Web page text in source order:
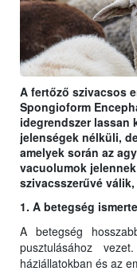
A fertőző szivacsos
Spongioform
idegrendszer lassan
jelenségek nélküli,
amelyek során az
vacuolumok
szivacsszerűvé
1. A betegség
A betegség
pusztulásához
háziállatokban és az